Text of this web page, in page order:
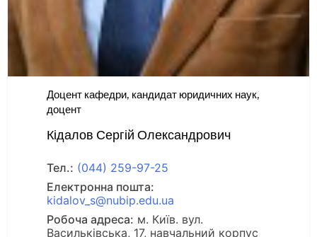
Доцент кафедри, кандидат юридичних наук,
доцент
Кідалов Сергій Олександрович
Тел.: (044) 259-97-25
Електронна пошта:
kidalov_s@nubip.edu.ua
Робоча адреса: м. Київ. вул.
Васильківська, 17, навчальний корпус